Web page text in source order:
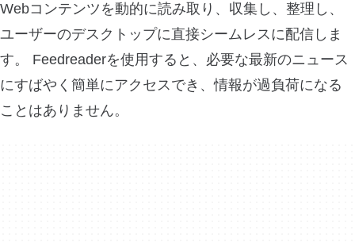
Webコンテンツを動的に読み取り、収集し、整理し、
ユーザーのデスクトップに直接シームレスに配信しま
す。 Feedreaderを使用すると、必要な最新のニュース
にすばやく簡単にアクセスでき、情報が過負荷になる
ことはありません。